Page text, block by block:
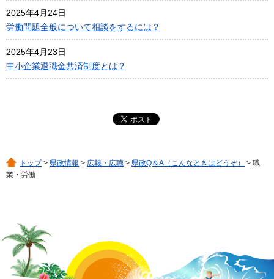
2025年4月24日
労働問題全般について相談をするには？
2025年4月23日
中小企業退職金共済制度とは？
トップ> 県政情報 > 広報・広聴 > 県政Q＆A（こんなときはどうぞ）
> 職
業・労働